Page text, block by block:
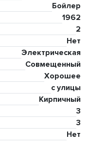
Бойлер
1962
2
Нет
Электрическая
Совмещенный
Хорошее
с улицы
Кирпичный
3
3
Нет